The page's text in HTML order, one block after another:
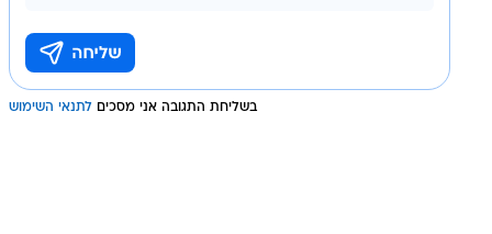
בשליחת התגובה אני מסכים לתנאי השימוש